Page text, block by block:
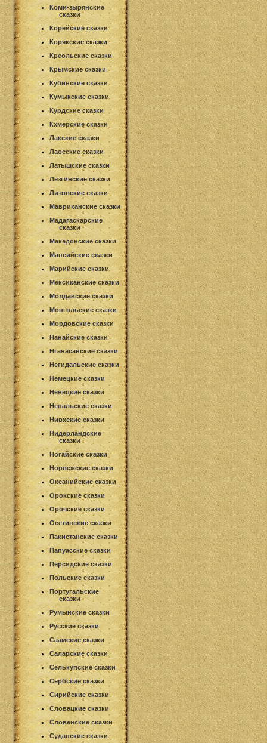
Коми-зырянские
сказки
Корейские сказки
Корякские сказки
Креольские сказки
Крымские сказки
Кубинские сказки
Кумыкские сказки
Курдские сказки
Кхмерские сказки
Лакские сказки
Лаосские сказки
Латышские сказки
Лезгинские сказки
Литовские сказки
Мавриканские сказки
Мадагаскарские
сказки
Македонские сказки
Мансийские сказки
Марийские сказки
Мексиканские сказки
Молдавские сказки
Монгольские сказки
Мордовские сказки
Нанайские сказки
Нганасанские сказки
Негидальские сказки
Немецкие сказки
Ненецкие сказки
Непальские сказки
Нивхские сказки
Нидерландские
сказки
Ногайские сказки
Норвежские сказки
Океанийские сказки
Орокские сказки
Орочские сказки
Осетинские сказки
Пакистанские сказки
Папуасские сказки
Персидские сказки
Польские сказки
Португальские
сказки
Румынские сказки
Русские сказки
Саамские сказки
Саларские сказки
Селькупские сказки
Сербские сказки
Сирийские сказки
Словацкие сказки
Словенские сказки
Суданские сказки